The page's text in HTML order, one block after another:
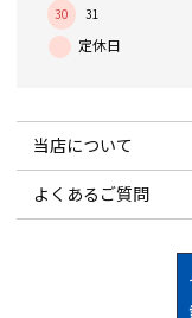
30 31
当店について
よくあるご質問